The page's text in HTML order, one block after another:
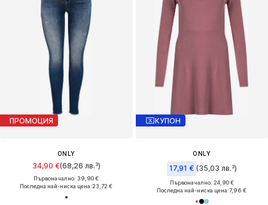
ПРОМОЦИЯ
ONLY
34,90 €(68,26 лв.³)
Първоначално: 39,90 €
Последна най-ниска цена:23,72 €
КУПОН
ONLY
17,91 € (35,03 лв.³)
Първоначално: 24,90 €
Последна най-ниска цена:7,96 €